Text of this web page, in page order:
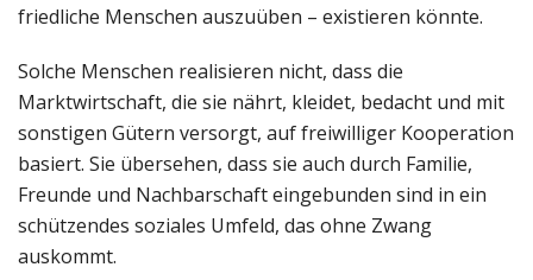
friedliche Menschen auszuüben – existieren könnte.
Solche Menschen realisieren nicht, dass die
Marktwirtschaft, die sie nährt, kleidet, bedacht und mit
sonstigen Gütern versorgt, auf freiwilliger Kooperation
basiert. Sie übersehen, dass sie auch durch Familie,
Freunde und Nachbarschaft eingebunden sind in ein
schützendes soziales Umfeld, das ohne Zwang
auskommt.